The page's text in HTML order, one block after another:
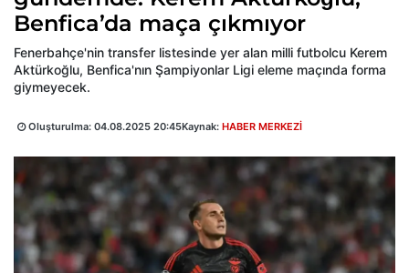
Benfica’da maça çıkmıyor
Fenerbahçe'nin transfer listesinde yer alan milli futbolcu Kerem
Aktürkoğlu, Benfica'nın Şampiyonlar Ligi eleme maçında forma
giymeyecek.
Oluşturulma: 04.08.2025 20:45Kaynak: HABER MERKEZİ